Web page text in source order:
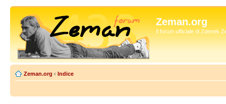
Zeman.org
Il forum ufficiale di Zdenek
Zeman.org ‹ Indice